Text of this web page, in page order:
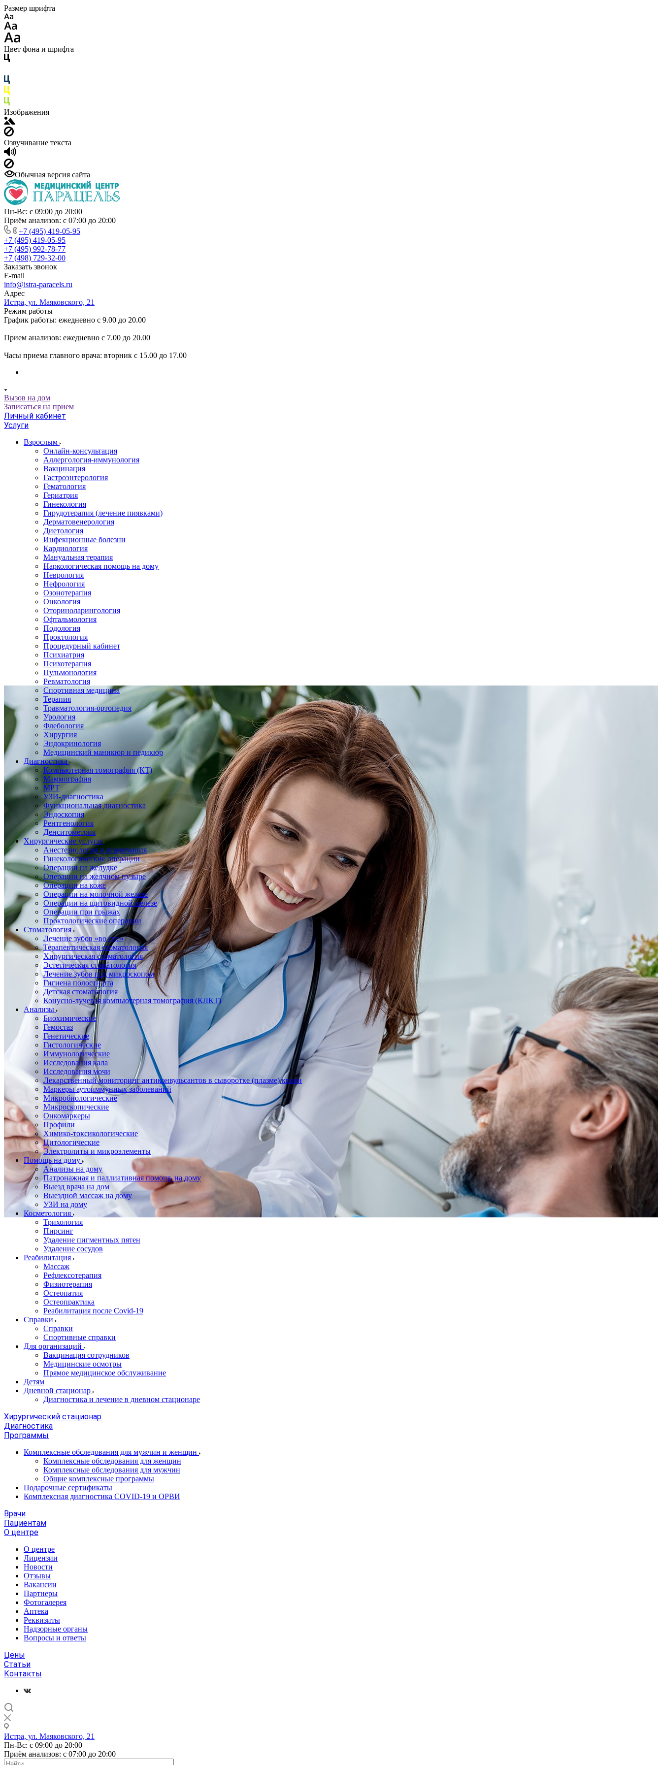
Размер шрифта
Цвет фона и шрифта
Изображения
Озвучивание текста
Обычная версия сайта
Пн-Вс: с 09:00 до 20:00
Приём анализов: с 07:00 до 20:00
+7 (495) 419-05-95
+7 (495) 419-05-95
+7 (495) 992-78-77
+7 (498) 729-32-00
Заказать звонок
E-mail
info@istra-paracels.ru
Адрес
Истра, ул. Маяковского, 21
Режим работы
График работы: ежедневно с 9.00 до 20.00
Прием анализов: ежедневно с 7.00 до 20.00
Часы приема главного врача: вторник с 15.00 до 17.00
Вызов на дом
Записаться на прием
Личный кабинет
Услуги
Взрослым
Онлайн-консультация
Аллергология-иммунология
Вакцинация
Гастроэнтерология
Гематология
Гериатрия
Гинекология
Гирудотерапия (лечение пиявками)
Дерматовенерология
Диетология
Инфекционные болезни
Кардиология
Мануальная терапия
Наркологическая помощь на дому
Неврология
Нефрология
Озонотерапия
Онкология
Оториноларингология
Офтальмология
Подология
Проктология
Процедурный кабинет
Психиатрия
Психотерапия
Пульмонология
Ревматология
Спортивная медицина
Терапия
Травматология-ортопедия
Урология
Флебология
Хирургия
Эндокринология
Медицинский маникюр и педикюр
Диагностика
Компьютерная томография (КТ)
Маммография
МРТ
УЗИ-диагностика
Функциональная диагностика
Эндоскопия
Рентгенология
Денситометрия
Хирургические услуги
Анестезиология и реанимация
Гинекологические операции
Операции на желудке
Операции на желчном пузыре
Операции на коже
Операции на молочной железе
Операции на щитовидной железе
Операции при грыжах
Проктологические операции
Стоматология
Лечение зубов «во сне»
Терапевтическая стоматология
Хирургическая стоматология
Эстетическая стоматология
Лечение зубов под микроскопом
Гигиена полости рта
Детская стоматология
Конусно-лучевая компьютерная томография (КЛКТ)
Анализы
Биохимические
Гемостаз
Генетические
Гистологические
Иммунологические
Исследования кала
Исследования мочи
Лекарственный мониторинг антиконвульсантов в сыворотке (плазме) крови
Маркеры аутоиммунных заболеваний
Микробиологические
Микроскопические
Онкомаркеры
Профили
Химико-токсикологические
Цитологические
Электролиты и микроэлементы
Помощь на дому
Анализы на дому
Патронажная и паллиативная помощь на дому
Выезд врача на дом
Выездной массаж на дому
УЗИ на дому
Косметология
Трихология
Пирсинг
Удаление пигментных пятен
Удаление сосудов
Реабилитация
Массаж
Рефлексотерапия
Физиотерапия
Остеопатия
Остеопрактика
Реабилитация после Covid-19
Справки
Справки
Спортивные справки
Для организаций
Вакцинация сотрудников
Медицинские осмотры
Прямое медицинское обслуживание
Детям
Дневной стационар
Диагностика и лечение в дневном стационаре
Хирургический стационар
Диагностика
Программы
Комплексные обследования для мужчин и женщин
Комплексные обследования для женщин
Комплексные обследования для мужчин
Общие комплексные программы
Подарочные сертификаты
Комплексная диагностика COVID-19 и ОРВИ
Врачи
Пациентам
О центре
О центре
Лицензии
Новости
Отзывы
Вакансии
Партнеры
Фотогалерея
Аптека
Реквизиты
Надзорные органы
Вопросы и ответы
Цены
Статьи
Контакты
Истра, ул. Маяковского, 21
Пн-Вс: с 09:00 до 20:00
Приём анализов: с 07:00 до 20:00